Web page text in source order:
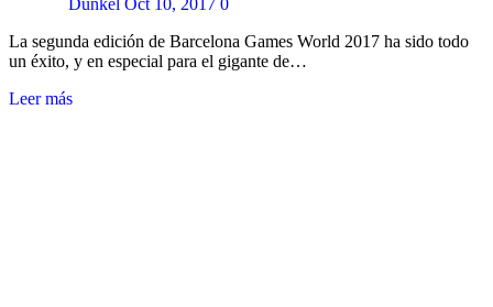
Dunkel Oct 10, 2017 0
La segunda edición de Barcelona Games World 2017 ha sido todo
un éxito, y en especial para el gigante de…
Leer más